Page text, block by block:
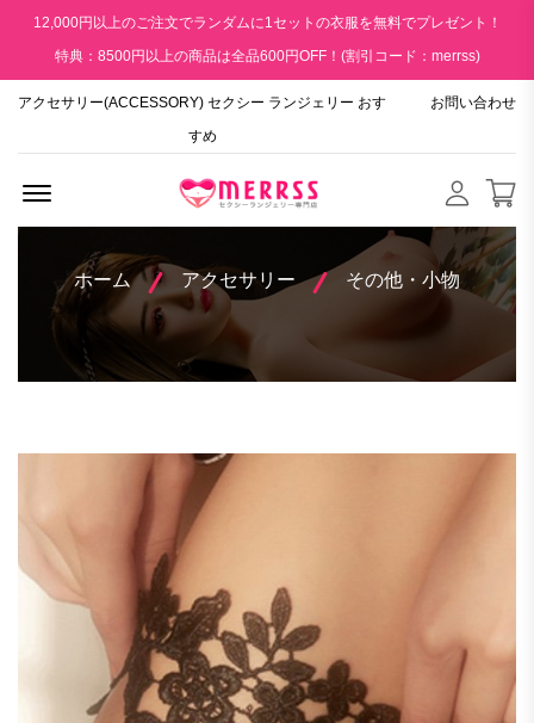
12,000円以上のご注文でランダムに1セットの衣服を無料でプレゼント！
特典：8500円以上の商品は全品600円OFF！(割引コード：merrss)
アクセサリー(ACCESSORY) セクシー ランジェリー おす
すめ
お問い合わせ
ホーム アクセサリー その他・小物